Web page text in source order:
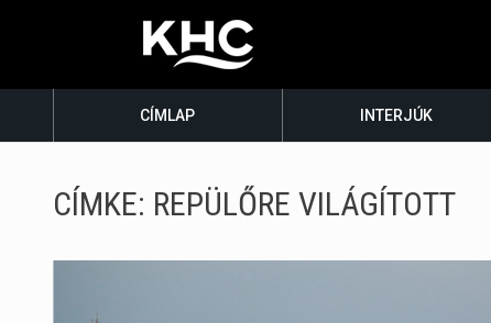
CÍMLAP INTERJÚK
CÍMKE: REPÜLŐRE VILÁGÍTOTT